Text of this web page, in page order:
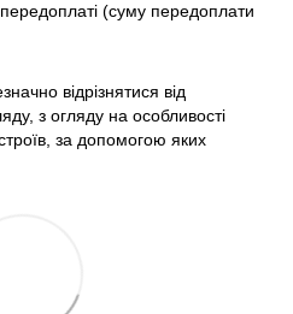
(суму передоплати
відрізнятися від
з огляду на особливості
за допомогою яких